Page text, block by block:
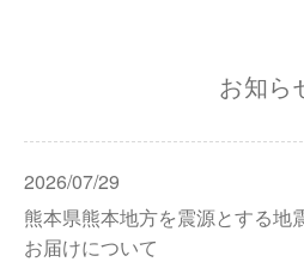
お知ら
2026/07/29
熊本県熊本地方を震源とする地
お届けについて